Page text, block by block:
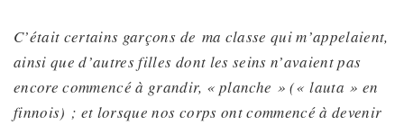
C’était certains garçons de ma classe qui m’appelaient,
ainsi que d’autres filles dont les seins n’avaient pas
encore commencé à grandir, « planche » (« lauta » en
finnois) ; et lorsque nos corps ont commencé à devenir